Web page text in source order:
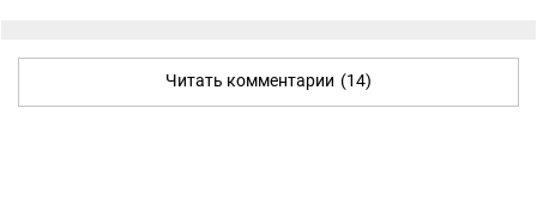
Читать комментарии (14)